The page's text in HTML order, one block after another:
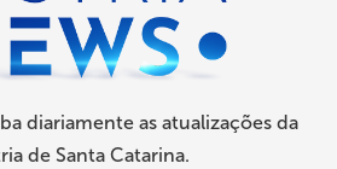
diariamente as atualizações da
de Santa Catarina.